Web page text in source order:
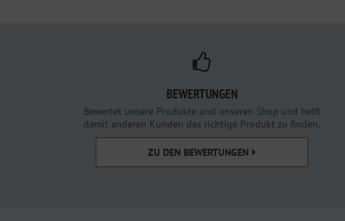
BEWERTUNGEN
Bewertet unsere Produkte und unseren Shop und helft
damit anderen Kunden das richtige Produkt zu finden.
ZU DEN BEWERTUNGEN